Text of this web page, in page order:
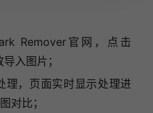
Remover官网，点击
入图片；
理，页面实时显示处理进
对比；